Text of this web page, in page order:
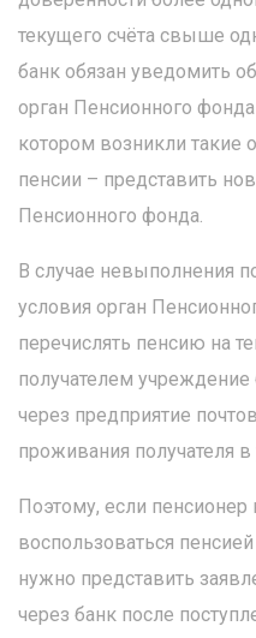
текущего счёта свыше
банк обязан уведомить
орган Пенсионного
котором возникли такие
пенсии – представить
Пенсионного фонда.
В случае невыполнения
условия орган
перечислять пенсию на
получателем
через предприятие
проживания получателя
Поэтому, если пенсионер
воспользоваться
нужно представить
через банк после